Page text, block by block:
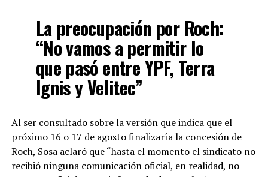
La preocupación por Roch:
“No vamos a permitir lo
que pasó entre YPF, Terra
Ignis y Velitec”
Al ser consultado sobre la versión que indica que el
próximo 16 o 17 de agosto finalizaría la concesión de
Roch, Sosa aclaró que “hasta el momento el sindicato no
recibió ninguna comunicación oficial, en realidad, no